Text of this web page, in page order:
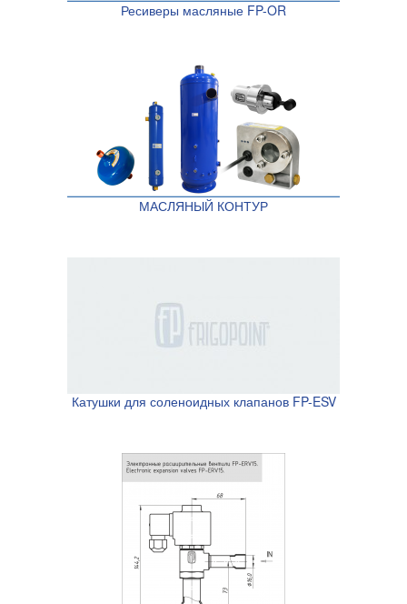
Ресиверы масляные FP-OR
МАСЛЯНЫЙ КОНТУР
Катушки для соленоидных клапанов FP-ESV